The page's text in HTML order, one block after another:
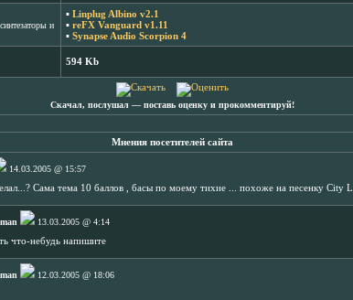
и
▪ Linplug Albino v2.1
▪ reFX Vanguard v1.11
▪ Synapse Audio Scorpion 4
594 Kb
Скачал, послушал ― поставь оценку и прокомментируй!
Мнения посетителей сайта
14.03.2005 @ 15:57
Сама тема 10 баллов , басы по моему тихие ... похоже на песенку City
13.03.2005 @ 4:14
что-небудь напишите
12.03.2005 @ 18:06